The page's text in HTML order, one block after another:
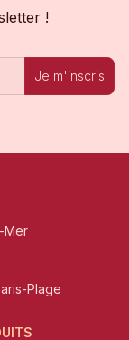
!
Je m'inscris
Mer
Plage